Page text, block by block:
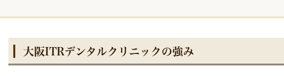
大阪ITRデンタルクリニックの強み